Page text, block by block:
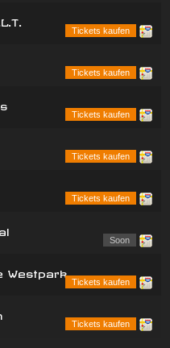
Tickets kaufen
Tickets kaufen
Tickets kaufen
Tickets kaufen
Tickets kaufen
Soon
Westpark
Tickets kaufen
Tickets kaufen